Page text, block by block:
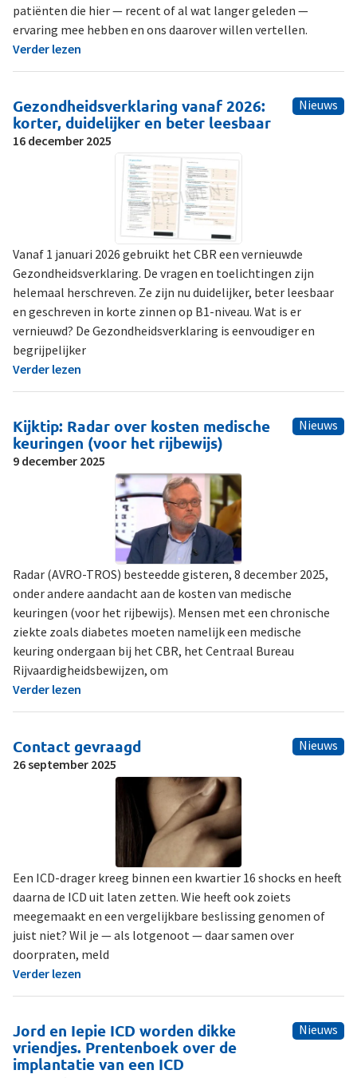
patiënten die hier — recent of al wat langer geleden —
ervaring mee hebben en ons daarover willen vertellen.
Verder lezen
Nieuws
Gezondheidsverklaring vanaf 2026:
korter, duidelijker en beter leesbaar
16 december 2025
Vanaf 1 januari 2026 gebruikt het CBR een vernieuwde
Gezondheidsverklaring. De vragen en toelichtingen zijn
helemaal herschreven. Ze zijn nu duidelijker, beter leesbaar
en geschreven in korte zinnen op B1-niveau. Wat is er
vernieuwd? De Gezondheidsverklaring is eenvoudiger en
begrijpelijker
Verder lezen
Nieuws
Kijktip: Radar over kosten medische
keuringen (voor het rijbewijs)
9 december 2025
Radar (AVRO-TROS) besteedde gisteren, 8 december 2025,
onder andere aandacht aan de kosten van medische
keuringen (voor het rijbewijs). Mensen met een chronische
ziekte zoals diabetes moeten namelijk een medische
keuring ondergaan bij het CBR, het Centraal Bureau
Rijvaardigheidsbewijzen, om
Verder lezen
Nieuws
Contact gevraagd
26 september 2025
Een ICD-drager kreeg binnen een kwartier 16 shocks en heeft
daarna de ICD uit laten zetten. Wie heeft ook zoiets
meegemaakt en een vergelijkbare beslissing genomen of
juist niet? Wil je — als lotgenoot — daar samen over
doorpraten, meld
Verder lezen
Nieuws
Jord en Iepie ICD worden dikke
vriendjes. Prentenboek over de
implantatie van een ICD